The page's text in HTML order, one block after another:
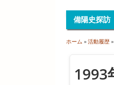
備陽史探訪
ホーム »活動履歴
1993